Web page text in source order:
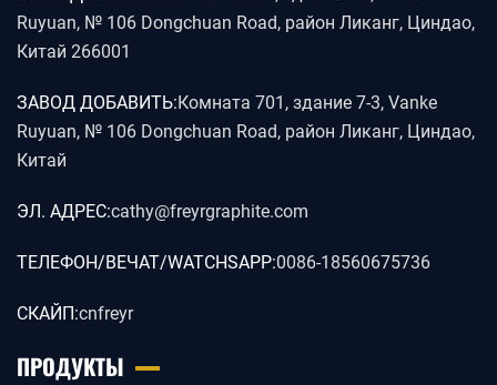
Ruyuan, № 106 Dongchuan Road, район Ликанг, Циндао,
Китай 266001
ЗАВОД ДОБАВИТЬ:Комната 701, здание 7-3, Vanke
Ruyuan, № 106 Dongchuan Road, район Ликанг, Циндао,
Китай
ЭЛ. АДРЕС:cathy@freyrgraphite.com
ТЕЛЕФОН/ВЕЧАТ/WATCHSAPP:0086-18560675736
СКАЙП:cnfreyr
ПРОДУКТЫ